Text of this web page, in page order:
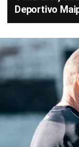
Deportivo